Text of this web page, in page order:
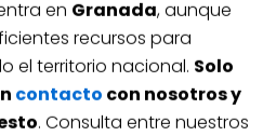
en Granada, aunque
recursos para
el territorio nacional. Solo
contacto con nosotros y
. Consulta entre nuestros